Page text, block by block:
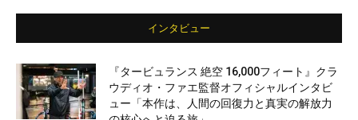
インタビュー
『タービュランス 絶空 16,000フィート』クラ
ウディオ・ファエ監督オフィシャルインタビ
ュー「本作は、人間の回復力と真実の解放力